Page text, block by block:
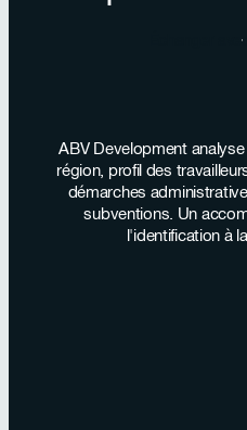
Échanger
ABV Development
région, profil des
démarches
subventions. Un
l'identification à